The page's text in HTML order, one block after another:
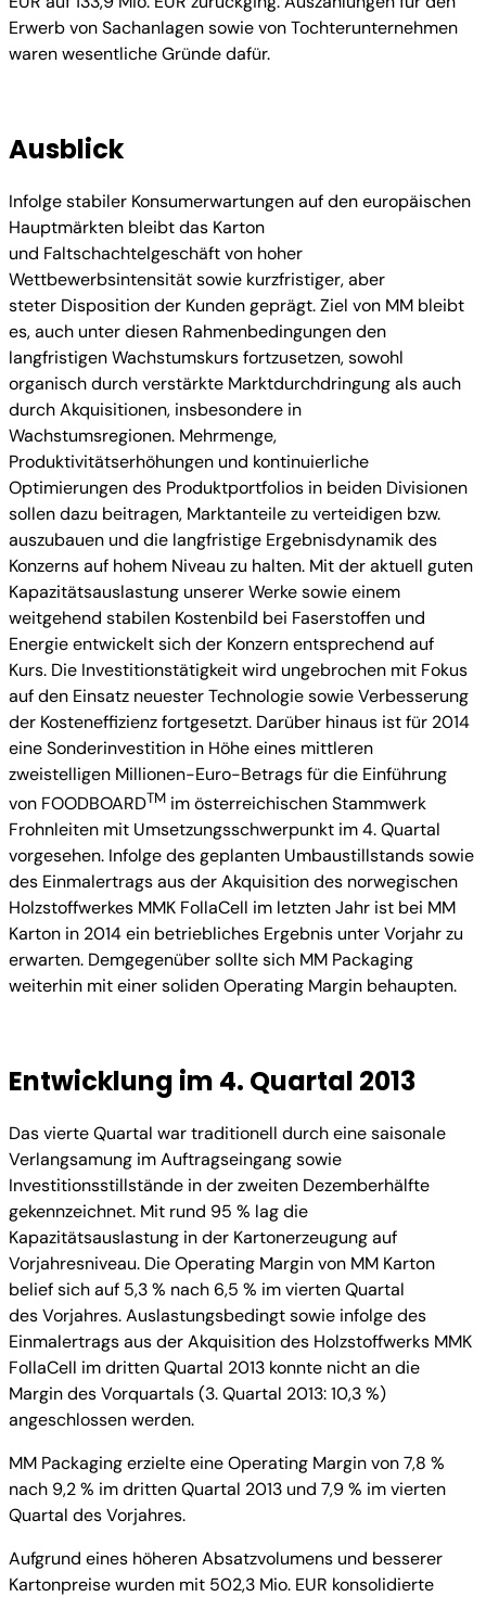
Erwerb von Sachanlagen sowie von Tochterunternehmen
waren wesentliche Gründe dafür.
Ausblick
Infolge stabiler Konsumerwartungen auf den europäischen
Hauptmärkten bleibt das Karton
und Faltschachtelgeschäft von hoher
Wettbewerbsintensität sowie kurzfristiger, aber
steter Disposition der Kunden geprägt. Ziel von MM bleibt
es, auch unter diesen Rahmenbedingungen den
langfristigen Wachstumskurs fortzusetzen, sowohl
organisch durch verstärkte Marktdurchdringung als auch
durch Akquisitionen, insbesondere in
Wachstumsregionen. Mehrmenge,
Produktivitätserhöhungen und kontinuierliche
Optimierungen des Produktportfolios in beiden Divisionen
sollen dazu beitragen, Marktanteile zu verteidigen bzw.
auszubauen und die langfristige Ergebnisdynamik des
Konzerns auf hohem Niveau zu halten. Mit der aktuell guten
Kapazitätsauslastung unserer Werke sowie einem
weitgehend stabilen Kostenbild bei Faserstoffen und
Energie entwickelt sich der Konzern entsprechend auf
Kurs. Die Investitionstätigkeit wird ungebrochen mit Fokus
auf den Einsatz neuester Technologie sowie Verbesserung
der Kosteneffizienz fortgesetzt. Darüber hinaus ist für 2014
eine Sonderinvestition in Höhe eines mittleren
zweistelligen Millionen-Euro-Betrags für die Einführung
von FOODBOARDTM im österreichischen Stammwerk
Frohnleiten mit Umsetzungsschwerpunkt im 4. Quartal
vorgesehen. Infolge des geplanten Umbaustillstands sowie
des Einmalertrags aus der Akquisition des norwegischen
Holzstoffwerkes MMK FollaCell im letzten Jahr ist bei MM
Karton in 2014 ein betriebliches Ergebnis unter Vorjahr zu
erwarten. Demgegenüber sollte sich MM Packaging
weiterhin mit einer soliden Operating Margin behaupten.
Entwicklung im 4. Quartal 2013
Das vierte Quartal war traditionell durch eine saisonale
Verlangsamung im Auftragseingang sowie
Investitionsstillstände in der zweiten Dezemberhälfte
gekennzeichnet. Mit rund 95 % lag die
Kapazitätsauslastung in der Kartonerzeugung auf
Vorjahresniveau. Die Operating Margin von MM Karton
belief sich auf 5,3 % nach 6,5 % im vierten Quartal
des Vorjahres. Auslastungsbedingt sowie infolge des
Einmalertrags aus der Akquisition des Holzstoffwerks MMK
FollaCell im dritten Quartal 2013 konnte nicht an die
Margin des Vorquartals (3. Quartal 2013: 10,3 %)
angeschlossen werden.
MM Packaging erzielte eine Operating Margin von 7,8 %
nach 9,2 % im dritten Quartal 2013 und 7,9 % im vierten
Quartal des Vorjahres.
Aufgrund eines höheren Absatzvolumens und besserer
Kartonpreise wurden mit 502,3 Mio. EUR konsolidierte